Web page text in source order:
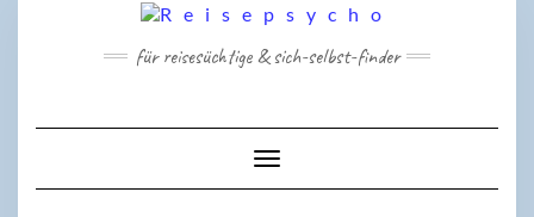
für reisesüchtige & sich-selbst-finder
Toggle Navigation